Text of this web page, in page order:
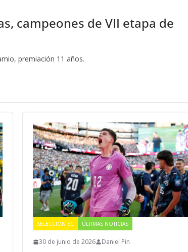
campeones de VII etapa de
premiación 11 años.
SELECCIÓN EC ÚLTIMAS NOTICIAS
30 de junio de 2026 Daniel Pin